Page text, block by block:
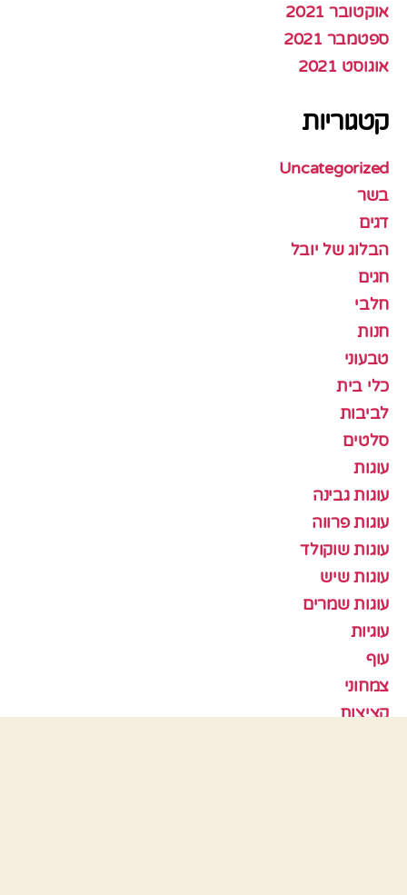
אוקטובר 2021
ספטמבר 2021
אוגוסט 2021
קטגוריות
Uncategorized
בשר
דגים
הבלוג של יובל
חגים
חלבי
חנות
טבעוני
כלי בית
לביבות
סלטים
עוגות
עוגות גבינה
עוגות פרווה
עוגות שוקולד
עוגות שיש
עוגות שמרים
עוגיות
עוף
צמחוני
קציצות